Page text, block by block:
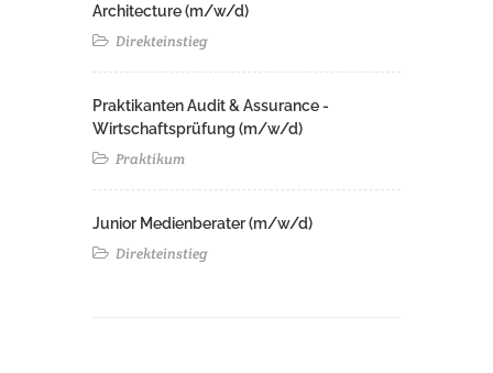
Architecture (m/w/d)​ ​
Direkteinstieg
Praktikanten Audit & Assurance -
Wirtschaftsprüfung (m/w/d)
Praktikum
Junior Medienberater (m/w/d)
Direkteinstieg